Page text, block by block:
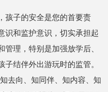
子的安全是您的首要责
识和监护意识，切实承担起
管理，特别是加强放学后、
子结伴外出游玩时的监管。
去向、知同伴、知内容、知